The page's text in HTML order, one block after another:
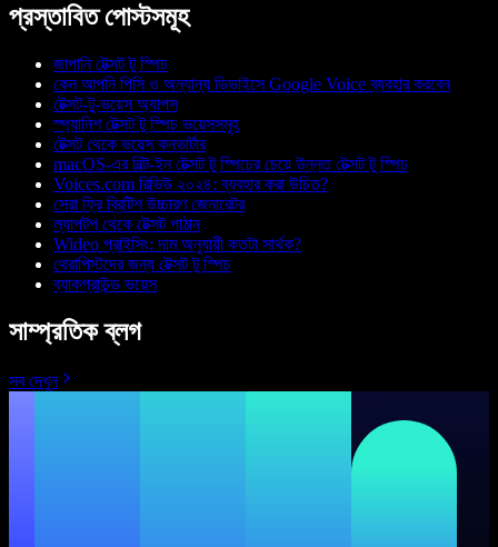
প্রস্তাবিত পোস্টসমূহ
জাপানি টেক্সট টু স্পিচ
কেন আপনি পিসি ও অন্যান্য ডিভাইসে Google Voice ব্যবহার করবেন
টেক্সট-টু-ভয়েস অ্যাপস
স্প্যানিশ টেক্সট টু স্পিচ ভয়েসসমূহ
টেক্সট থেকে ভয়েস কনভার্টার
macOS-এর বিল্ট-ইন টেক্সট টু স্পিচের চেয়ে উন্নত টেক্সট টু স্পিচ
Voices.com রিভিউ ২০২৪: ব্যবহার করা উচিত?
সেরা ফ্রি ব্রিটিশ উচ্চারণ জেনারেটর
ল্যাপটপ থেকে টেক্সট পাঠান
Wideo প্রাইসিং: দাম অনুযায়ী কতটা সার্থক?
থেরাপিস্টদের জন্য টেক্সট টু স্পিচ
ব্যাকগ্রাউন্ড ভয়েস
সাম্প্রতিক ব্লগ
সব দেখুন